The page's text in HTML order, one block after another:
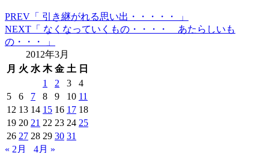
PREV 「 引き継がれる思い出・・・・・ 」
NEXT 「 なくなっていくもの・・・・ あたらしいも
の・・・ 」
2012年3月
月 火 水 木 金 土 日
1
2 3
4
5
6 7 8 9 10 11
12 13 14 15 16 17 18
19 20 21 22 23 24 25
26 27 28 29 30 31
« 2月
4月 »